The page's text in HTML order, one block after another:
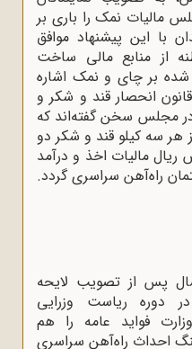
مالیات نمک را باری بر
با این پیشنهاد موافق
از منابع مالی ساخت
شده بر چای و نمک اشاره
انحصار قند و شکر و
9 /3 /1304ش، در مجلس سخن گفته‌اند که
هر سه کیلو قند و شکر دو
مالیات اخذ و درآمد
راه‌آهن سراسری گردد.
یکسال پس از تصویب لایحه
دوره ریاست وزرایی
فواید عامه را هم
احداث راه‌آهن سراسری